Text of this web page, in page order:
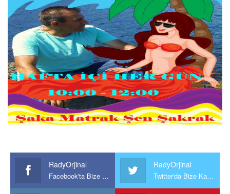
RadyOrjinal
Facebook'ta Bize Katılın
RadyOrjinal
Twitter'da Bize Katılın